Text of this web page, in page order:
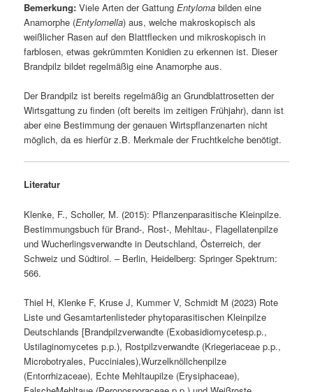
Bemerkung: Viele Arten der GattungEntyloma bilden eine
Anamorphe (Entylomella) aus, welche makroskopisch als
weißlicher Rasen auf den Blattflecken und mikroskopisch in
farblosen, etwas gekrümmten Konidien zu erkennen ist. Dieser
Brandpilz bildet regelmäßig eine Anamorphe aus.
Der Brandpilz ist bereits regelmäßig an Grundblattrosetten der
Wirtsgattung zu finden (oft bereits im zeitigen Frühjahr), dann ist
aber eine Bestimmung der genauen Wirtspflanzenarten nicht
möglich, da es hierfür z.B. Merkmale der Fruchtkelche benötigt.
Literatur
Klenke, F., Scholler, M. (2015): Pflanzenparasitische Kleinpilze.
Bestimmungsbuch für Brand-, Rost-, Mehltau-, Flagellatenpilze
und Wucherlingsverwandte in Deutschland, Österreich, der
Schweiz und Südtirol. – Berlin, Heidelberg: Springer Spektrum:
566.
Thiel H, Klenke F, Kruse J, Kummer V, Schmidt M (2023) Rote
Liste und Gesamtartenlisteder phytoparasitischen Kleinpilze
Deutschlands [Brandpilzverwandte (Exobasidiomycetesp.p.,
Ustilaginomycetes p.p.), Rostpilzverwandte (Kriegeriaceae p.p.,
Microbotryales, Pucciniales),Wurzelknöllchenpilze
(Entorrhizaceae), Echte Mehltaupilze (Erysiphaceae),